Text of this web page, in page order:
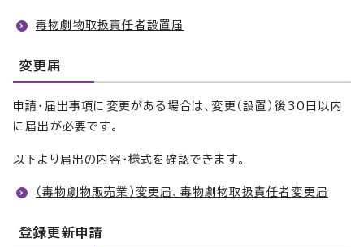
毒物劇物取扱責任者設置届
変更届
申請・届出事項に変更がある場合は、変更（設置）後30日以内
に届出が必要です。
以下より届出の内容・様式を確認できます。
（毒物劇物販売業）変更届、毒物劇物取扱責任者変更届
登録更新申請